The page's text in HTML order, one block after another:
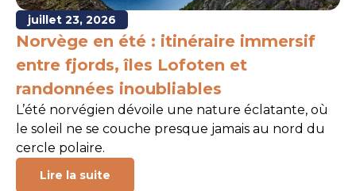
juillet 23, 2026
Norvège en été : itinéraire immersif
entre fjords, îles Lofoten et
randonnées inoubliables
L’été norvégien dévoile une nature éclatante, où
le soleil ne se couche presque jamais au nord du
cercle polaire.
Lire la suite